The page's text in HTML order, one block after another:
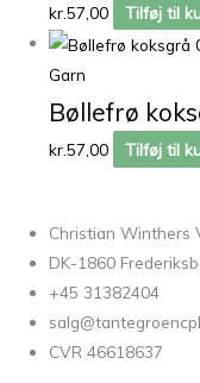
kr.57,00 Tilføj til
Garn
Bøllefrø
kr.57,00 Tilføj til
Christian Winthers
DK-1860
+45 31382404
CVR 46618637